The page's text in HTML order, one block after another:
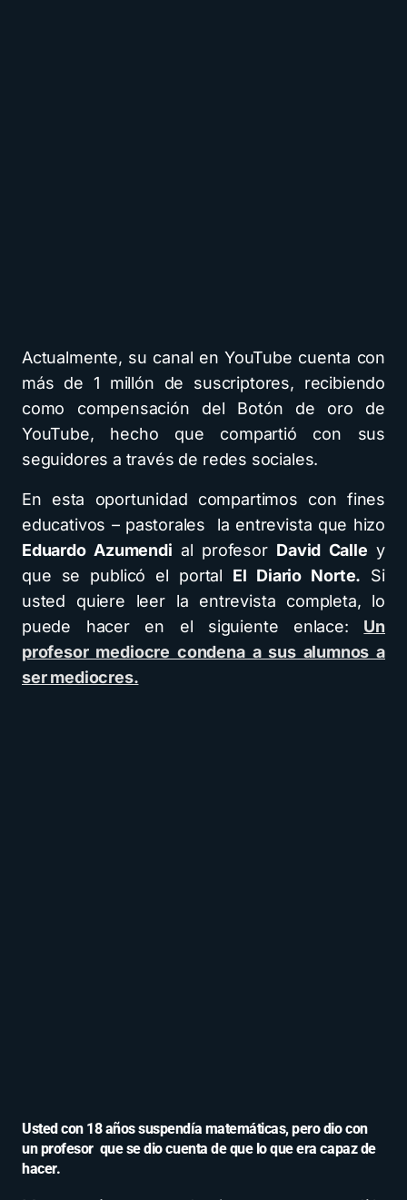
Actualmente, su canal en YouTube cuenta con
más de 1 millón de suscriptores, recibiendo
como compensación del Botón de oro de
YouTube, hecho que compartió con sus
seguidores a través de redes sociales.
En esta oportunidad compartimos con fines
educativos – pastorales la entrevista que hizo
Eduardo Azumendi al profesor David Calle y
que se publicó el portal El Diario Norte. Si
usted quiere leer la entrevista completa, lo
puede hacer en el siguiente enlace: Un
profesor mediocre condena a sus alumnos a
ser mediocres.
Usted con 18 años suspendía matemáticas, pero dio con
un profesor que se dio cuenta de que lo que era capaz de
hacer.